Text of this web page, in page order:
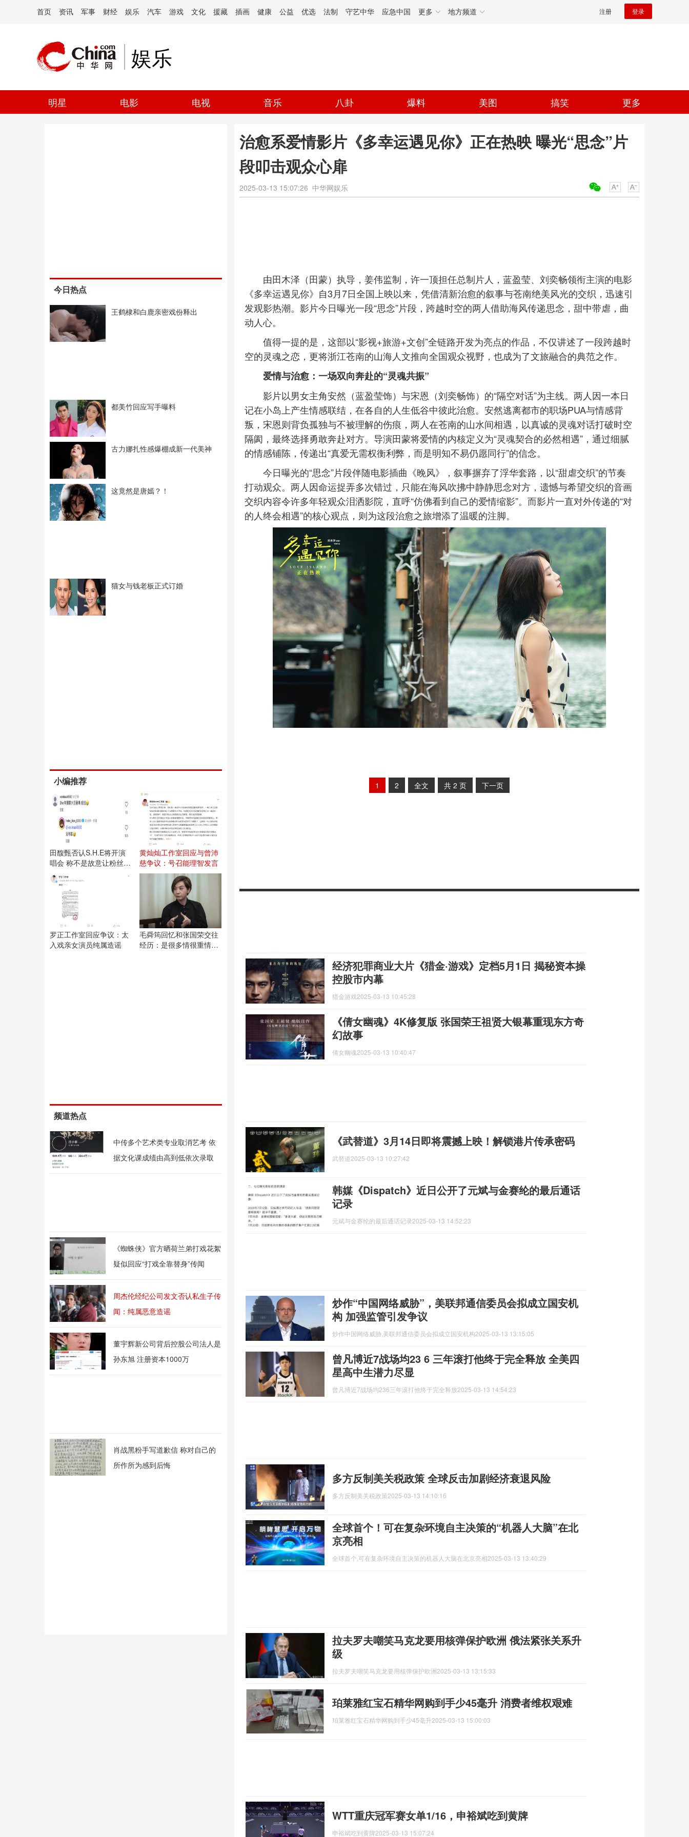
首页 资讯 军事 财经 娱乐 汽车 游戏 文化 援藏 插画 健康 公益 优选 法制 守艺中华 应急中国 更多 地方频道 注册 登录
娱乐
明星 电影 电视 音乐 八卦 爆料 美图 搞笑 更多
今日热点
王鹤棣和白鹿亲密戏份释出
都美竹回应写手曝料
古力娜扎性感爆棚成新一代美神
这竟然是唐嫣？！
猫女与钱老板正式订婚
小编推荐
田馥甄否认S.H.E将开演
唱会 称不是故意让粉丝失
望
黄灿灿工作室回应与曾沛
慈争议：号召能理智发言
罗正工作室回应争议：太
入戏亲女演员纯属造谣
毛舜筠回忆和张国荣交往
经历：是很多情很重情的
频道热点
中传多个艺术类专业取消艺考 依
据文化课成绩由高到低依次录取
《蜘蛛侠》官方晒荷兰弟打戏花絮
疑似回应“打戏全靠替身”传闻
周杰伦经纪公司发文否认私生子传
闻：纯属恶意造谣
董宇辉新公司背后控股公司法人是
孙东旭 注册资本1000万
肖战黑粉手写道歉信 称对自己的
所作所为感到后悔
治愈系爱情影片《多幸运遇见你》正在热映 曝光“思念”片
段叩击观众心扉
2025-03-13 15:07:26 中华网娱乐
由田木泽（田蒙）执导，姜伟监制，许一顶担任总制片人，蓝盈莹、刘奕畅领衔主演的电影
《多幸运遇见你》自3月7日全国上映以来，凭借清新治愈的叙事与苍南绝美风光的交织，迅速引
发观影热潮。影片今日曝光一段“思念”片段，跨越时空的两人借助海风传递思念，甜中带虐，曲
动人心。
值得一提的是，这部以“影视+旅游+文创”全链路开发为亮点的作品，不仅讲述了一段跨越时
空的灵魂之恋，更将浙江苍南的山海人文推向全国观众视野，也成为了文旅融合的典范之作。
爱情与治愈：一场双向奔赴的“灵魂共振”
影片以男女主角安然（蓝盈莹饰）与宋恩（刘奕畅饰）的“隔空对话”为主线。两人因一本日
记在小岛上产生情感联结，在各自的人生低谷中彼此治愈。安然逃离都市的职场PUA与情感背
叛，宋恩则背负孤独与不被理解的伤痕，两人在苍南的山水间相遇，以真诚的灵魂对话打破时空
隔阂，最终选择勇敢奔赴对方。导演田蒙将爱情的内核定义为“灵魂契合的必然相遇”，通过细腻
的情感铺陈，传递出“真爱无需权衡利弊，而是明知不易仍愿同行”的信念。
今日曝光的“思念”片段伴随电影插曲《晚风》，叙事摒弃了浮华套路，以“甜虐交织”的节奏
打动观众。两人因命运捉弄多次错过，只能在海风吹拂中静静思念对方，遗憾与希望交织的音画
交织内容令许多年轻观众泪洒影院，直呼“仿佛看到自己的爱情缩影”。而影片一直对外传递的“对
的人终会相遇”的核心观点，则为这段治愈之旅增添了温暖的注脚。
1 2 全文 共 2 页 下一页
经济犯罪商业大片《猎金·游戏》定档5月1日 揭秘资本操
控股市内幕
猎金游戏2025-03-13 10:45:28
《倩女幽魂》4K修复版 张国荣王祖贤大银幕重现东方奇
幻故事
倩女幽魂2025-03-13 10:40:47
《武替道》3月14日即将震撼上映！解锁港片传承密码
武替道2025-03-13 10:27:42
韩媒《Dispatch》近日公开了元斌与金赛纶的最后通话
记录
元斌与金赛纶的最后通话记录2025-03-13 14:52:23
炒作“中国网络威胁”，美联邦通信委员会拟成立国安机
构 加强监管引发争议
炒作中国网络威胁,美联邦通信委员会拟成立国安机构2025-03-13 13:15:05
曾凡博近7战场均23 6 三年滚打他终于完全释放 全美四
星高中生潜力尽显
曾凡博近7战场均236三年滚打他终于完全释放2025-03-13 14:54:23
多方反制美关税政策 全球反击加剧经济衰退风险
多方反制美关税政策2025-03-13 14:10:16
全球首个！可在复杂环境自主决策的“机器人大脑”在北
京亮相
全球首个,可在复杂环境自主决策的机器人大脑在北京亮相2025-03-13 13:40:29
拉夫罗夫嘲笑马克龙要用核弹保护欧洲 俄法紧张关系升
级
拉夫罗夫嘲笑马克龙要用核弹保护欧洲2025-03-13 13:15:33
珀莱雅红宝石精华网购到手少45毫升 消费者维权艰难
珀莱雅红宝石精华网购到手少45毫升2025-03-13 15:00:03
WTT重庆冠军赛女单1/16，申裕斌吃到黄牌
申裕斌吃到黄牌2025-03-13 15:07:24